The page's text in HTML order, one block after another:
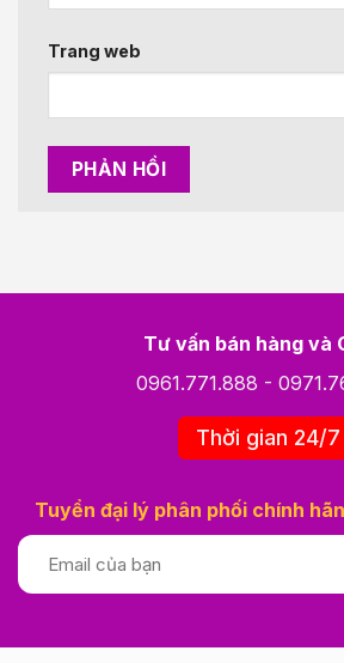
Trang web
Tư vấn bán hàng và
0961.771.888 -
Thời gian 24/7
Tuyển đại lý phân phối chính